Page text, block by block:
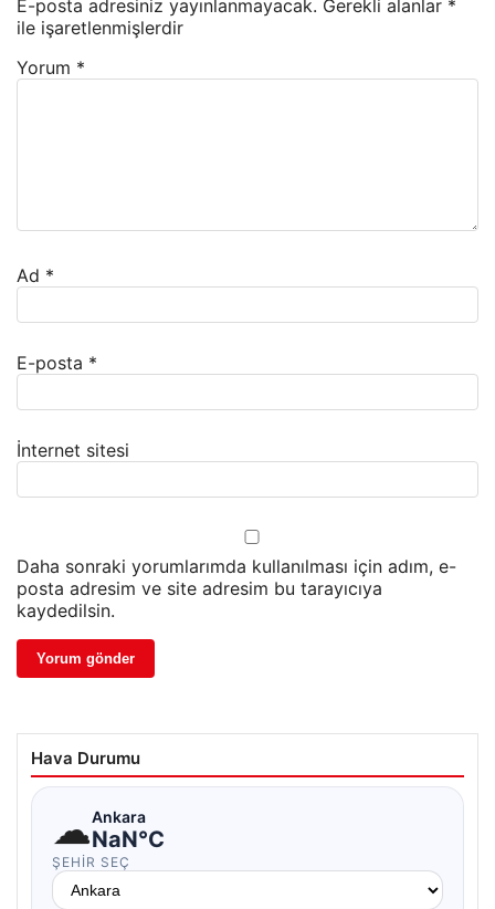
E-posta adresiniz yayınlanmayacak. Gerekli alanlar *
ile işaretlenmişlerdir
Yorum *
Ad *
E-posta *
İnternet sitesi
Daha sonraki yorumlarımda kullanılması için adım, e-
posta adresim ve site adresim bu tarayıcıya
kaydedilsin.
Hava Durumu
☁Ankara
NaN°C
ŞEHIR SEÇ